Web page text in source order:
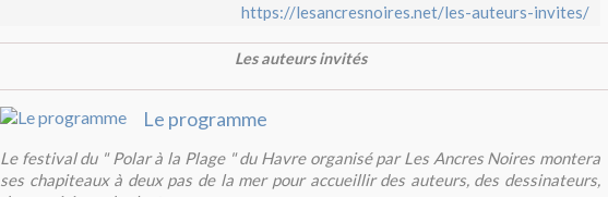
https://lesancresnoires.net/les-auteurs-invites/
Les auteurs invités
Le programme
Le festival du " Polar à la Plage " du Havre organisé par Les Ancres Noires montera
ses chapiteaux à deux pas de la mer pour accueillir des auteurs, des dessinateurs,